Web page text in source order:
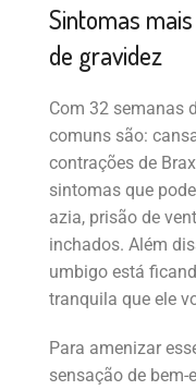
Sintomas
de gravidez
Com 32 semanas
comuns são:
contrações de
sintomas que
azia, prisão de
inchados. Além
umbigo está
tranquila que ele
Para amenizar
sensação de bem-